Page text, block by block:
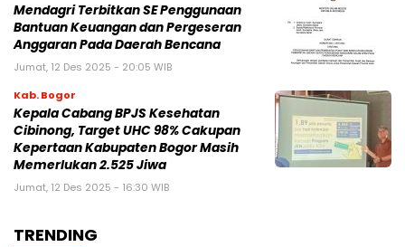
Mendagri Terbitkan SE Penggunaan
Bantuan Keuangan dan Pergeseran
Anggaran Pada Daerah Bencana
Jumat, 12 Des 2025 - 20:05 WIB
Kab. Bogor
Kepala Cabang BPJS Kesehatan
Cibinong, Target UHC 98% Cakupan
Kepertaan Kabupaten Bogor Masih
Memerlukan 2.525 Jiwa
Jumat, 12 Des 2025 - 16:30 WIB
TRENDING